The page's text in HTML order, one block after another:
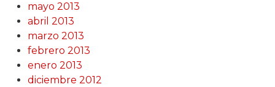
mayo 2013
abril 2013
marzo 2013
febrero 2013
enero 2013
diciembre 2012